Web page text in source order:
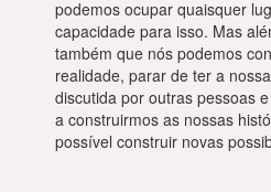
podemos ocupar quaisquer
capacidade para isso. Mas
também que nós podemos
realidade, parar de ter a
discutida por outras pessoas
a construirmos as nossas
possível construir novas